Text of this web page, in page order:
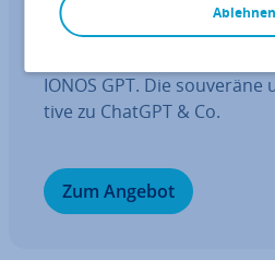
IONOS GPT. Die
ti­ve zu ChatGPT & Co.
Zum Angebot
Ablehnen